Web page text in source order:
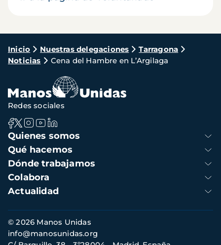
Ruta
de
navegación
Inicio Nuestras delegaciones
Tarragona
Noticias
Cena del Hambre en L’Argilaga
Navegación
principal
Quienes somos
Qué hacemos
Dónde trabajamos
Colabora
Actualidad
Redes sociales
Información
de
contacto
© 2026 Manos Unidas
info@manosunidas.org